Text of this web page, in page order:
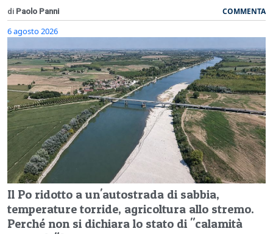
di Paolo Panni COMMENTA
6 agosto 2026
Il Po ridotto a un'autostrada di sabbia,
temperature torride, agricoltura allo stremo.
Perché non si dichiara lo stato di "calamità